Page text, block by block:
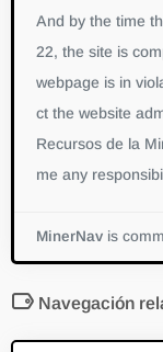
And by the time
22, the site is
webpage is in
ct the website
Recursos de la
me any
MinerNav is
Navegación